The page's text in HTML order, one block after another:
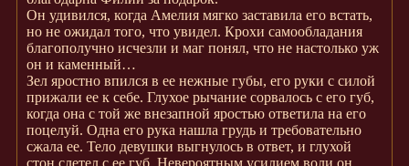
Он удивился, когда Амелия мягко заставила его встать,
но не ожидал того, что увидел. Крохи самообладания
благополучно исчезли и маг понял, что не настолько уж
он и каменный…
Зел яростно впился в ее нежные губы, его руки с силой
прижали ее к себе. Глухое рычание сорвалось с его губ,
когда она с той же внезапной яростью ответила на его
поцелуй. Одна его рука нашла грудь и требовательно
сжала ее. Тело девушки выгнулось в ответ, и глухой
стон слетел с ее губ. Невероятным усилием воли он